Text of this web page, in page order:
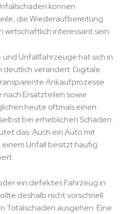
können
die Wiederaufbereitung
interessant sein.
Unfallfahrzeuge hat sich in
verändert. Digitale
Ankaufprozesse
Ersatzteilen sowie
heute oftmals einen
bei erheblichen Schäden.
das: Auch ein Auto mit
Unfall besitzt häufig
ein defektes Fahrzeug in
deshalb nicht vorschnell
Totalschaden ausgehen. Eine